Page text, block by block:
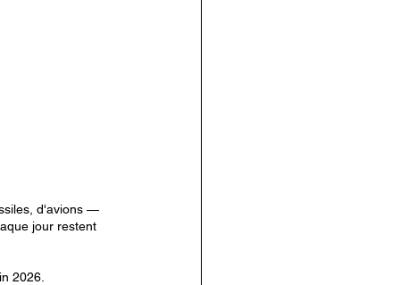
d'avions —
jour restent
2026.